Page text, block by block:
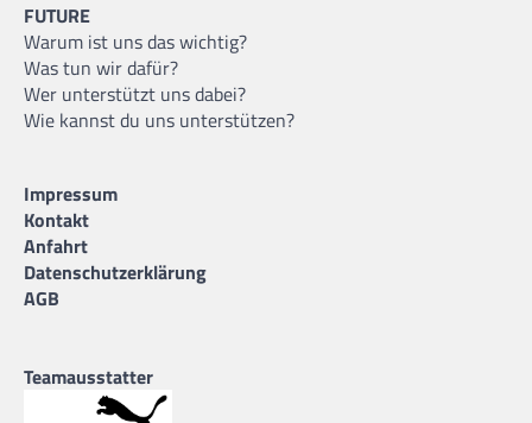
FUTURE
Warum ist uns das wichtig?
Was tun wir dafür?
Wer unterstützt uns dabei?
Wie kannst du uns unterstützen?
Impressum
Kontakt
Anfahrt
Datenschutzerklärung
AGB
Teamausstatter